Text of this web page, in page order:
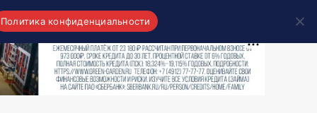
Политика конфиденциальности